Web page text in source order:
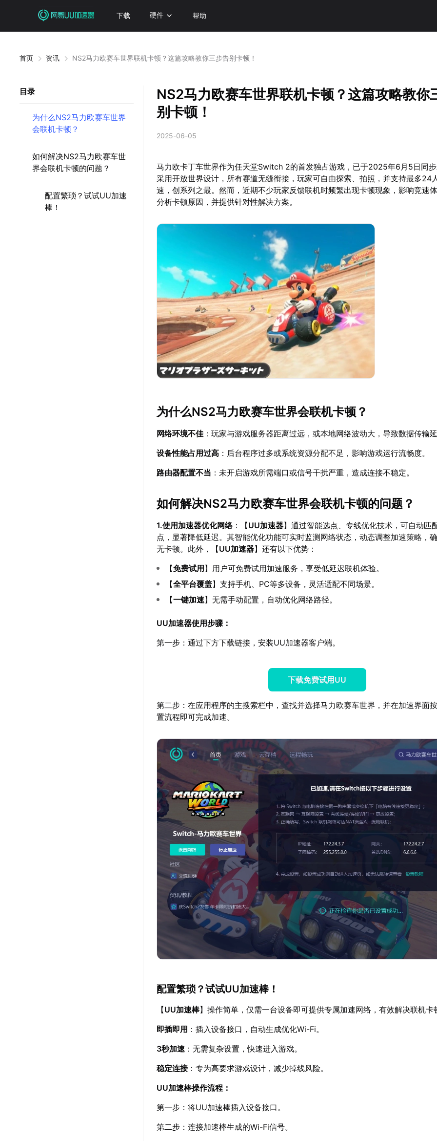
下载 硬件 帮助
首页 资讯 NS2马力欧赛车世界联机卡顿？这篇攻略教你三步告别卡顿！
目录
为什么NS2马力欧赛车世界
会联机卡顿？
如何解决NS2马力欧赛车世
界会联机卡顿的问题？
配置繁琐？试试UU加速
棒！
NS2马力欧赛车世界联机卡顿？这篇攻略教你
别卡顿！
2025-06-05
马力欧卡丁车世界作为任天堂Switch 2的首发独占游戏，已于2025年6月5日同
采用开放世界设计，所有赛道无缝衔接，玩家可自由探索、拍照，并支持最多24
速，创系列之最。然而，近期不少玩家反馈联机时频繁出现卡顿现象，影响竞速
分析卡顿原因，并提供针对性解决方案。
为什么NS2马力欧赛车世界会联机卡顿？
网络环境不佳 ：玩家与游戏服务器距离过远，或本地网络波动大，导致数据传输
设备性能占用过高 ：后台程序过多或系统资源分配不足，影响游戏运行流畅度。
路由器配置不当 ：未开启游戏所需端口或信号干扰严重，造成连接不稳定。
如何解决NS2马力欧赛车世界会联机卡顿的问题？
1.使用加速器优化网络：【UU加速器】通过智能选点、专线优化技术，可自动匹
点，显著降低延迟。其智能优化功能可实时监测网络状态，动态调整加速策略，
无卡顿。此外，【UU加速器】还有以下优势：
【免费试用 】用户可免费试用加速服务，享受低延迟联机体验。
【全平台覆盖】支持手机、PC等多设备，灵活适配不同场景。
【一键加速】无需手动配置，自动优化网络路径。
UU加速器使用步骤：
第一步：通过下方下载链接，安装UU加速器客户端。
下载免费试用UU
第二步：在应用程序的主搜索栏中，查找并选择马力欧赛车世界，并在加速界面
置流程即可完成加速。
配置繁琐？试试UU加速棒！
【UU加速棒】操作简单，仅需一台设备即可提供专属加速网络，有效解决联机卡
即插即用 ：插入设备接口，自动生成优化Wi-Fi。
3秒加速 ：无需复杂设置，快速进入游戏。
稳定连接：专为高要求游戏设计，减少掉线风险。
UU加速棒操作流程：
第一步：将UU加速棒插入设备接口。
第二步：连接加速棒生成的Wi-Fi信号。